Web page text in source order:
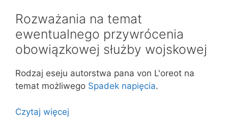
Rozważania na temat
ewentualnego przywrócenia
obowiązkowej służby wojskowej
Rodzaj eseju autorstwa pana von L'oreot na
temat możliwego Spadek napięcia.
Czytaj więcej